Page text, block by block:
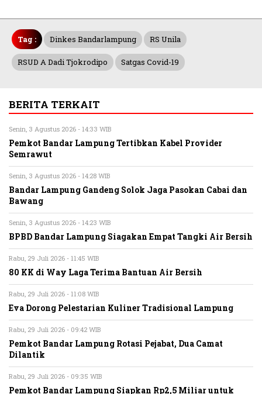
Tag : Dinkes Bandarlampung RS Unila
RSUD A Dadi Tjokrodipo Satgas Covid-19
BERITA TERKAIT
Senin, 3 Agustus 2026 - 14:33 WIB
Pemkot Bandar Lampung Tertibkan Kabel Provider
Semrawut
Senin, 3 Agustus 2026 - 14:28 WIB
Bandar Lampung Gandeng Solok Jaga Pasokan Cabai dan
Bawang
Senin, 3 Agustus 2026 - 14:23 WIB
BPBD Bandar Lampung Siagakan Empat Tangki Air Bersih
Rabu, 29 Juli 2026 - 11:45 WIB
80 KK di Way Laga Terima Bantuan Air Bersih
Rabu, 29 Juli 2026 - 11:08 WIB
Eva Dorong Pelestarian Kuliner Tradisional Lampung
Rabu, 29 Juli 2026 - 09:42 WIB
Pemkot Bandar Lampung Rotasi Pejabat, Dua Camat
Dilantik
Rabu, 29 Juli 2026 - 09:35 WIB
Pemkot Bandar Lampung Siapkan Rp2,5 Miliar untuk